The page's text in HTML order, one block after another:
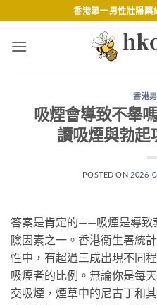
to
content
香港第一男性壯陽藥
香港
吸煙會導致不舉
讀吸煙與勃起
POSTED ON 2026-
答案是肯定的——吸煙是導致
險因素之一。香港衞生署統
性中，有超過三成出現不同
吸煙者的比例。無論你是每
交吸煙，煙草中的尼古丁和